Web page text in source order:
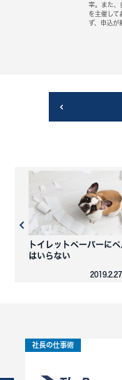
宰。また、
を主催して
ず、申込が
トイレットペーパーに
はいらない
2019.2.27
社長の仕事術